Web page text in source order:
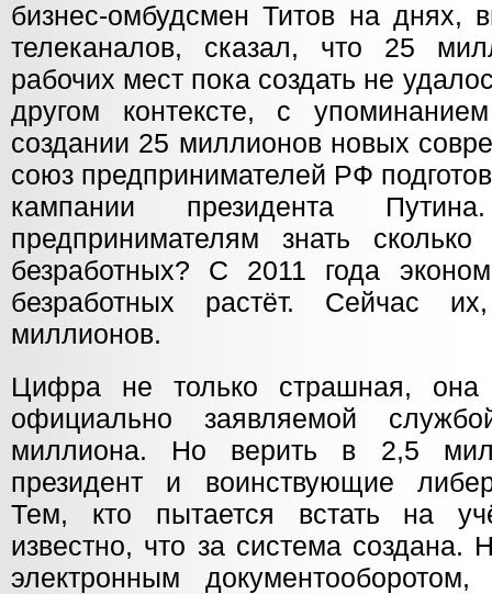
бизнес-омбудсмен Титов на днях,
телеканалов, сказал, что 25
рабочих мест пока создать не
другом контексте, с
создании 25 миллионов новых
союз предпринимателей РФ
кампании президента
предпринимателям знать
безработных? С 2011 года
безработных растёт. Сейчас
миллионов.
Цифра не только страшная,
официально заявляемой
миллиона. Но верить в 2,5
президент и воинствующие
Тем, кто пытается встать на
известно, что за система создана.
электронным